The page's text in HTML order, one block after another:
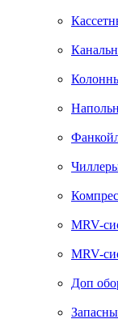
MRV-
MRV-
Доп